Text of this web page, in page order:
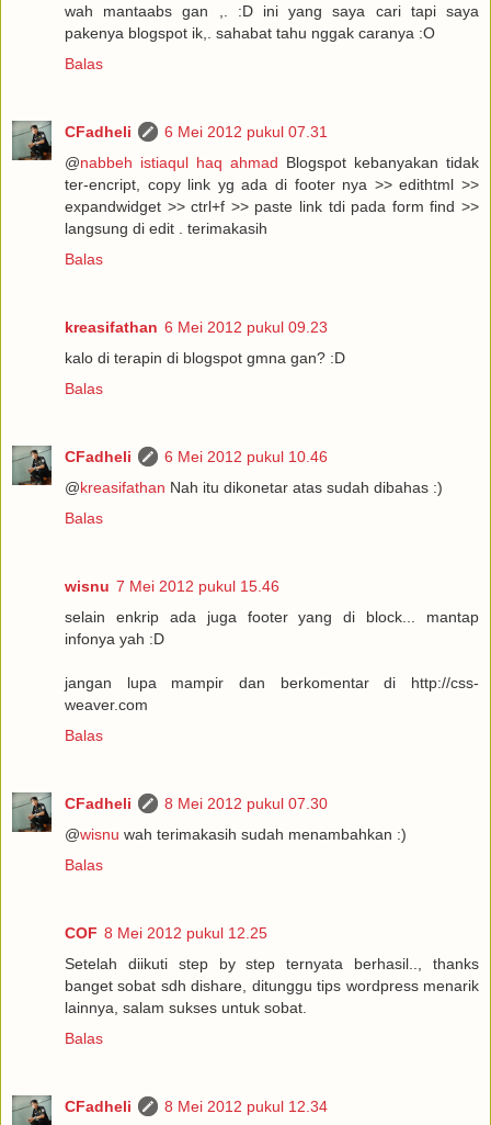
wah mantaabs gan ,. :D ini yang saya cari tapi saya
pakenya blogspot ik,. sahabat tahu nggak caranya :O
Balas
CFadheli
6 Mei 2012 pukul 07.31
@nabbeh istiaqul haq ahmad Blogspot kebanyakan tidak
ter-encript, copy link yg ada di footer nya >> edithtml >>
expandwidget >> ctrl+f >> paste link tdi pada form find >>
langsung di edit . terimakasih
Balas
kreasifathan 6 Mei 2012 pukul 09.23
kalo di terapin di blogspot gmna gan? :D
Balas
CFadheli
6 Mei 2012 pukul 10.46
@kreasifathan Nah itu dikonetar atas sudah dibahas :)
Balas
wisnu 7 Mei 2012 pukul 15.46
selain enkrip ada juga footer yang di block... mantap
infonya yah :D
jangan lupa mampir dan berkomentar di http://css-
weaver.com
Balas
CFadheli
8 Mei 2012 pukul 07.30
@wisnu wah terimakasih sudah menambahkan :)
Balas
COF 8 Mei 2012 pukul 12.25
Setelah diikuti step by step ternyata berhasil.., thanks
banget sobat sdh dishare, ditunggu tips wordpress menarik
lainnya, salam sukses untuk sobat.
Balas
CFadheli 8 Mei 2012 pukul 12.34